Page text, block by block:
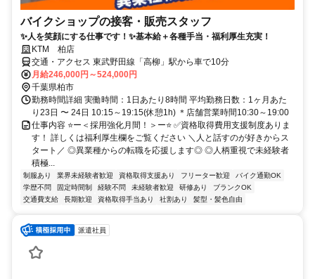
バイクショップの接客・販売スタッフ
✨人を笑顔にする仕事です！✨基本給＋各種手当・福利厚生充実！
KTM 柏店
交通・アクセス 東武野田線「高柳」駅から車で10分
月給246,000円～524,000円
千葉県柏市
勤務時間詳細 実働時間：1日あたり8時間 平均勤務日数：1ヶ月あた
り23日 〜 24日 10:15～19:15(休憩1h) ＊店舗営業時間10:30～19:00
仕事内容 ⭐ー＜採用強化月間！＞ー⭐ ✅資格取得費用支援制度ありま
す！ 詳しくは福利厚生欄をご覧ください ＼人と話すのが好きからス
タート／ ◎異業種からの転職を応援します◎ ◎人柄重視で未経験者
積極...
制服あり 業界未経験者歓迎 資格取得支援あり フリーター歓迎
バイク通勤OK
学歴不問
固定時間制 経験不問 未経験者歓迎 研修あり
ブランクOK
交通費支給
長期歓迎 資格取得手当あり 社割あり 髪型・髪色自由
派遣社員